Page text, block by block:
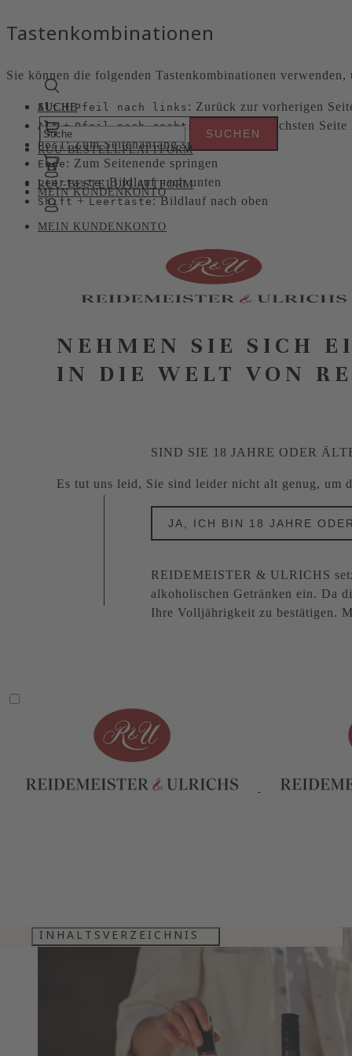
Tastenkombinationen
Sie können die folgenden Tastenkombinationen
Alt+Pfeil nach links : Zurück zur vorherigen
Alt+Pfeil nach rechts : Weiter zur nächsten Seite
Pos1: Zum Seitenanfang springen
Ende : Zum Seitenende springen
Leertaste: Bildlauf nach unten
Shift+Leertaste: Bildlauf nach oben
NEHMEN SIE SICH
IN DIE WELT VON
SIND SIE 18 JAHRE ODER
Es tut uns leid, Sie sind leider nicht alt genug, um
JA, ICH BIN 18 JAHRE
REIDEMEISTER & ULRICHS
alkoholischen Getränken ein. Da
Ihre Volljährigkeit zu bestätigen.
SUCHE
RUU-BESTELLPLATTFORM
MEIN KUNDENKONTO
SUCHE
RUU-BESTELLPLATTFORM
MEIN KUNDENKONTO
INHALTSVERZEICHNIS
GROHSARTIGE WEINE